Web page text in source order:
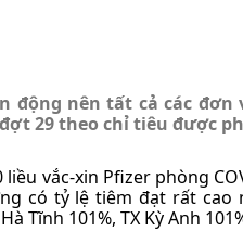
nên tất cả các đơn
29 theo chỉ tiêu được
vắc-xin Pfizer phòng
có tỷ lệ tiêm đạt rất cao
Tĩnh 101%, TX Kỳ Anh